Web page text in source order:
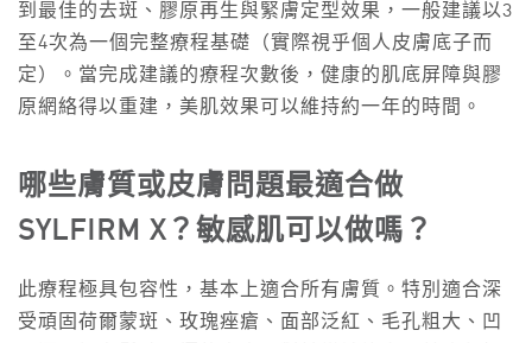
到最佳的去斑、膠原再生與緊膚定型效果，一般建議以3
至4次為一個完整療程基礎（實際視乎個人皮膚底子而
定）。當完成建議的療程次數後，健康的肌底屏障與膠
原網絡得以重建，美肌效果可以維持約一年的時間。
哪些膚質或皮膚問題最適合做
SYLFIRM X？敏感肌可以做嗎？
此療程極具包容性，基本上適合所有膚質。特別適合深
受頑固荷爾蒙斑、玫瑰痤瘡、面部泛紅、毛孔粗大、凹